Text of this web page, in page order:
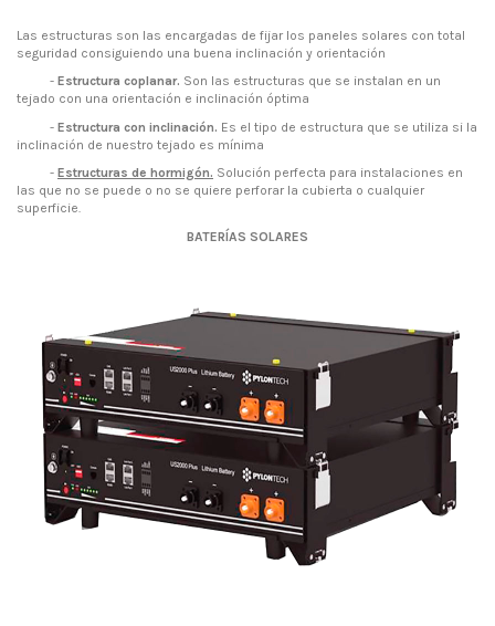
Las estructuras son las encargadas de fijar los paneles solares con total
seguridad consiguiendo una buena inclinación y orientación
- Estructura coplanar. Son las estructuras que se instalan en un
tejado con una orientación e inclinación óptima
- Estructura con inclinación. Es el tipo de estructura que se utiliza si la
inclinación de nuestro tejado es mínima
- Estructuras de hormigón. Solución perfecta para instalaciones en
las que no se puede o no se quiere perforar la cubierta o cualquier
superficie.
BATERÍAS SOLARES